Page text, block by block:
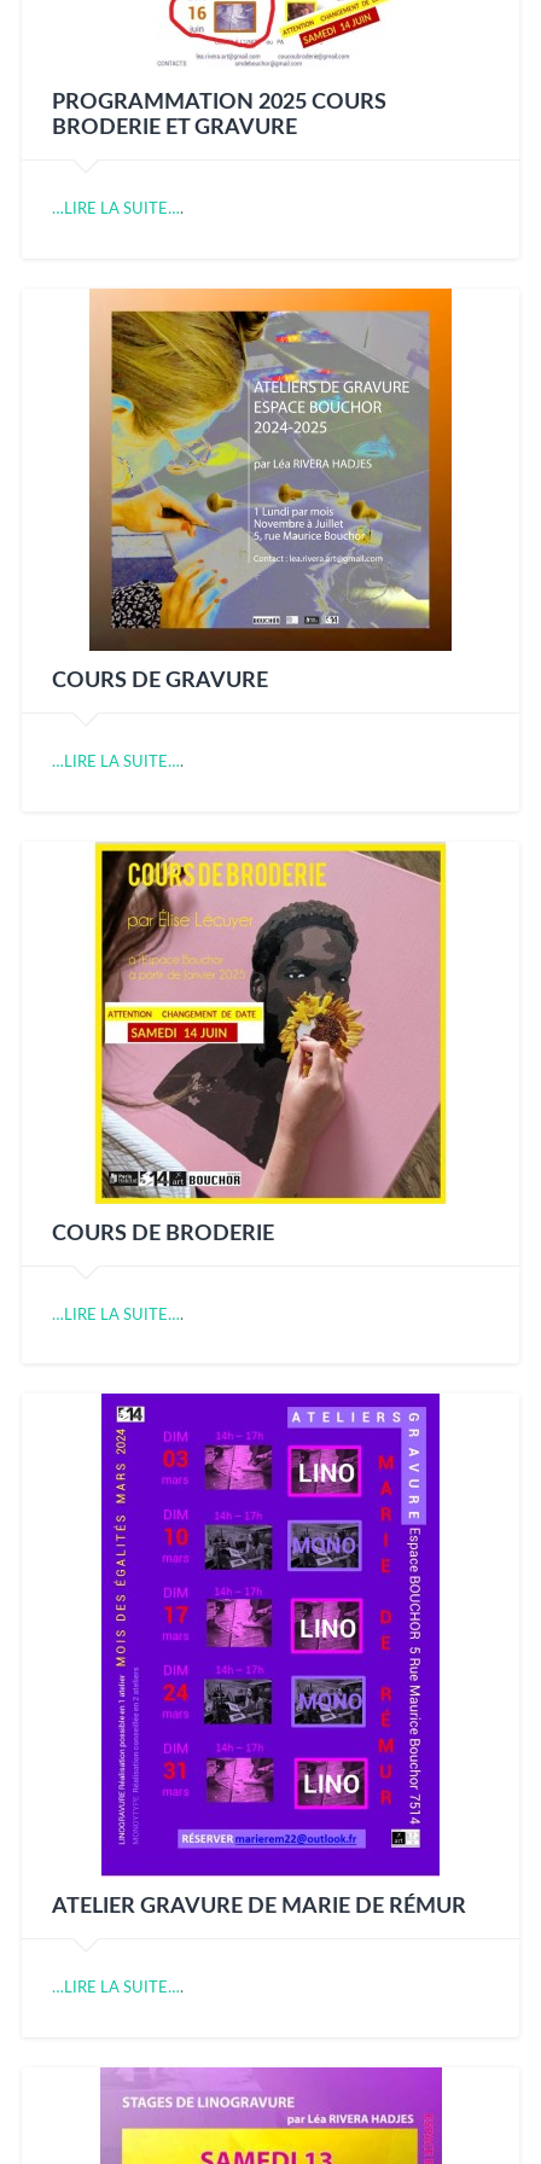
PROGRAMMATION 2025 COURS
BRODERIE ET GRAVURE
…LIRE LA SUITE….
COURS DE GRAVURE
…LIRE LA SUITE….
COURS DE BRODERIE
…LIRE LA SUITE….
ATELIER GRAVURE DE MARIE DE RÉMUR
…LIRE LA SUITE….